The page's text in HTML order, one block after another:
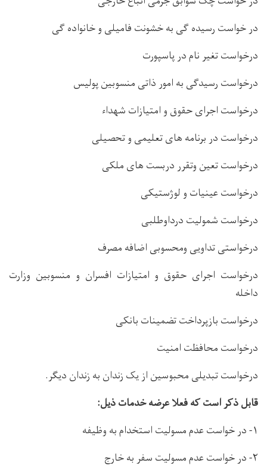
در خواست رسیده گی به خشونت فامیلی و خانواده گی
درخواست تغیر نام در پاسپورت
درخواست رسیدگی به امور ذاتی منسوبین پولیس
درخواست اجرای حقوق و امتیازات شهداء
درخواست در برنامه های تعلیمی و تحصیلی
درخواست تعین وتقرر دربست های ملکی
درخواست عینیات و لوژستیکی
درخواست شمولیت درداوطلبی
درخواستی تداویی ومحسوبی اضافه مصرف
درخواست اجرای حقوق و امتیازات افسران و منسوبین وزارت
داخله
درخواست بازپرداخت تضمینات بانکی
درخواست محافظت امنیت
درخواست تبدیلی محبوسین از یک زندان به زندان دیگر.
قابل ذکر است که فعلا عرضه خدمات ذیل:
۱- در خواست عدم مسولیت استخدام به وظیفه
۲- در خواست عدم مسولیت سفر به خارج